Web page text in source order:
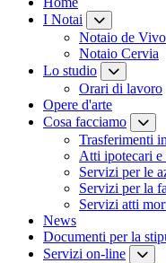
I Notai
Notaio de Vivo
Notaio Cervia
Lo studio
Orari di lavoro
Opere d'arte
Cosa facciamo
Trasferimenti
Atti ipotecari e
Servizi per le
Servizi per la
Servizi atti
News
Documenti per la
Servizi on-line